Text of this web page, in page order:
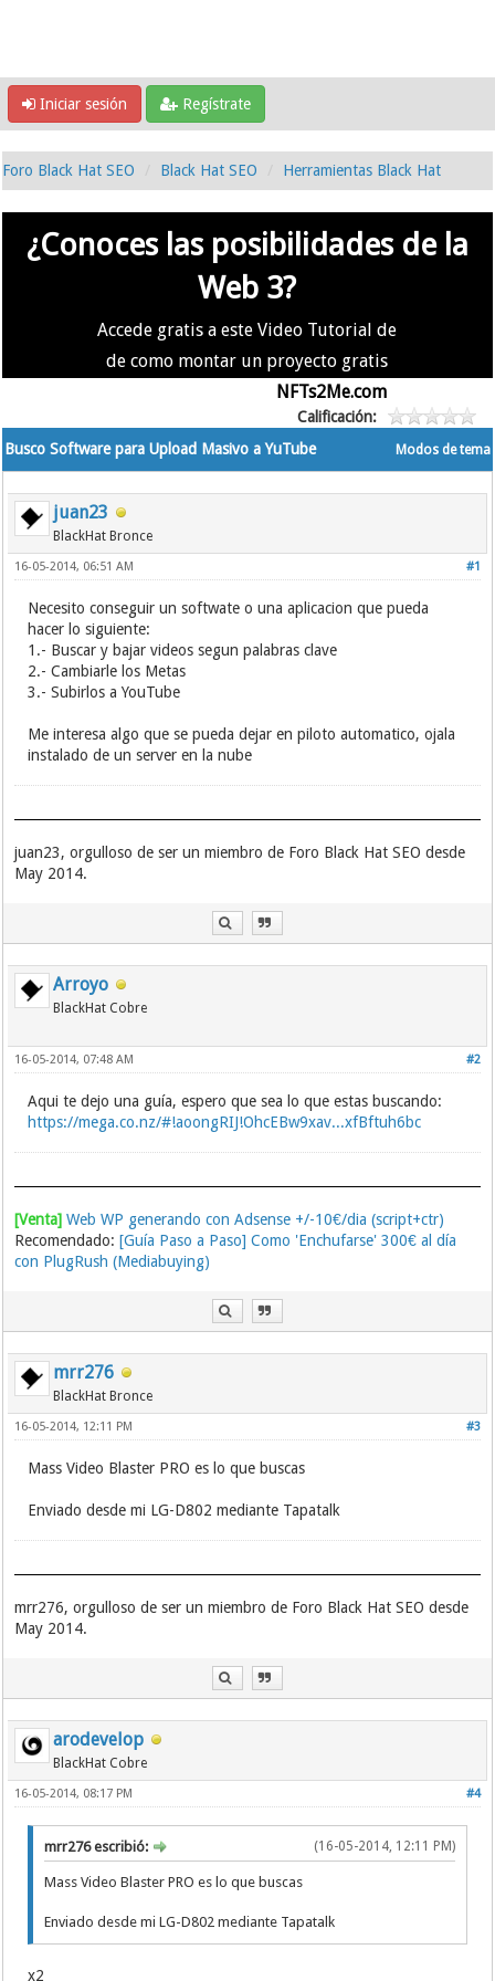
Iniciar sesión Regístrate
Foro Black Hat SEO Black Hat SEO Herramientas Black Hat
¿Conoces las posibilidades de la
Web 3?
Accede gratis a este Video Tutorial de
de como montar un proyecto gratis
NFTs2Me.com
Calificación:
Modos de tema
Busco Software para Upload Masivo a YuTube
juan23
BlackHat Bronce
#1
16-05-2014, 06:51 AM
Necesito conseguir un softwate o una aplicacion que pueda
hacer lo siguiente:
1.- Buscar y bajar videos segun palabras clave
2.- Cambiarle los Metas
3.- Subirlos a YouTube
Me interesa algo que se pueda dejar en piloto automatico, ojala
instalado de un server en la nube
juan23, orgulloso de ser un miembro de Foro Black Hat SEO desde
May 2014.
Arroyo
BlackHat Cobre
#2
16-05-2014, 07:48 AM
Aqui te dejo una guía, espero que sea lo que estas buscando:
https://mega.co.nz/#!aoongRIJ!OhcEBw9xav...xfBftuh6bc
[Venta] Web WP generando con Adsense +/-10€/dia (script+ctr)
Recomendado:[Guía Paso a Paso] Como 'Enchufarse' 300€ al día
con PlugRush (Mediabuying)
mrr276
BlackHat Bronce
#3
16-05-2014, 12:11 PM
Mass Video Blaster PRO es lo que buscas
Enviado desde mi LG-D802 mediante Tapatalk
mrr276, orgulloso de ser un miembro de Foro Black Hat SEO desde
May 2014.
arodevelop
BlackHat Cobre
#4
16-05-2014, 08:17 PM
(16-05-2014, 12:11 PM)
mrr276 escribió:
Mass Video Blaster PRO es lo que buscas
Enviado desde mi LG-D802 mediante Tapatalk
x2